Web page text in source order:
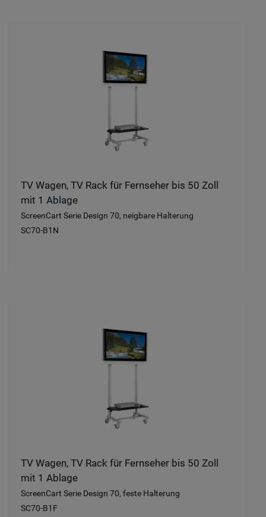
TV Wagen, TV Rack für Fernseher bis 50 Zoll
mit 1 Ablage
ScreenCart Serie Design 70, neigbare Halterung
SC70-B1N
TV Wagen, TV Rack für Fernseher bis 50 Zoll
mit 1 Ablage
ScreenCart Serie Design 70, feste Halterung
SC70-B1F